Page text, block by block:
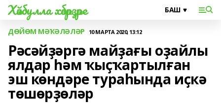
Хәйбулла хәбәрҙәре
ДӨЙӨМ МӘҠӘЛӘЛӘР 10 МАРТА 2020, 13:12
Рәсәйҙәргә майҙағы оҙайлы
ялдар һәм ҡыҫҡартылған
эш көндәре тураһында иҫкә
төшөрҙөләр